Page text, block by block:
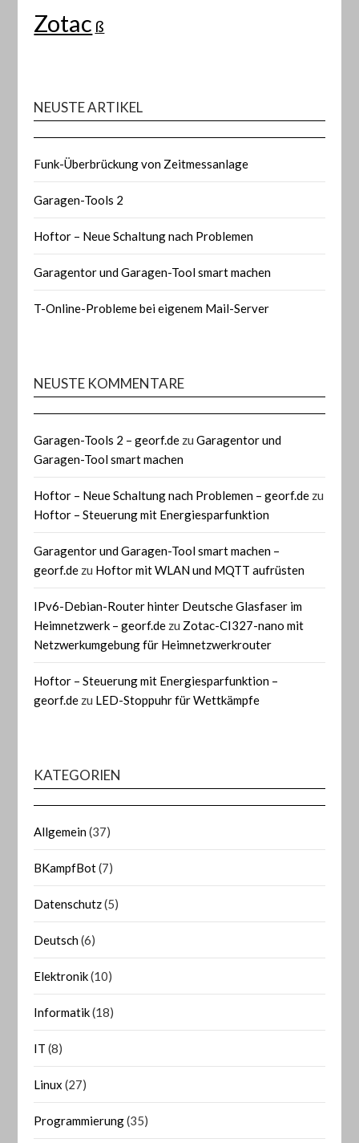
Zotac ß
NEUSTE ARTIKEL
Funk-Überbrückung von Zeitmessanlage
Garagen-Tools 2
Hoftor – Neue Schaltung nach Problemen
Garagentor und Garagen-Tool smart machen
T-Online-Probleme bei eigenem Mail-Server
NEUSTE KOMMENTARE
Garagen-Tools 2 – georf.de zuGaragentor und
Garagen-Tool smart machen
Hoftor – Neue Schaltung nach Problemen – georf.de zu
Hoftor – Steuerung mit Energiesparfunktion
Garagentor und Garagen-Tool smart machen –
georf.de zu Hoftor mit WLAN und MQTT aufrüsten
IPv6-Debian-Router hinter Deutsche Glasfaser im
Heimnetzwerk – georf.de zu Zotac-CI327-nano mit
Netzwerkumgebung für Heimnetzwerkrouter
Hoftor – Steuerung mit Energiesparfunktion –
georf.de zu LED-Stoppuhr für Wettkämpfe
KATEGORIEN
Allgemein(37)
BKampfBot(7)
Datenschutz(5)
Deutsch(6)
Elektronik(10)
Informatik(18)
IT (8)
Linux (27)
Programmierung(35)